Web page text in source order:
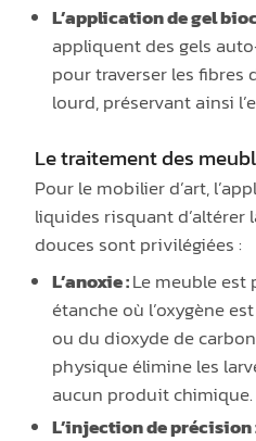
L’application de gel
appliquent des gels
pour traverser les fibres
lourd, préservant ainsi
Le traitement des
Pour le mobilier d’art,
liquides risquant d’altérer
douces sont privilégiées :
L’anoxie :Le meuble est
étanche où l’oxygène
ou du dioxyde de
physique élimine les
aucun produit chimique.
L’injection de précision